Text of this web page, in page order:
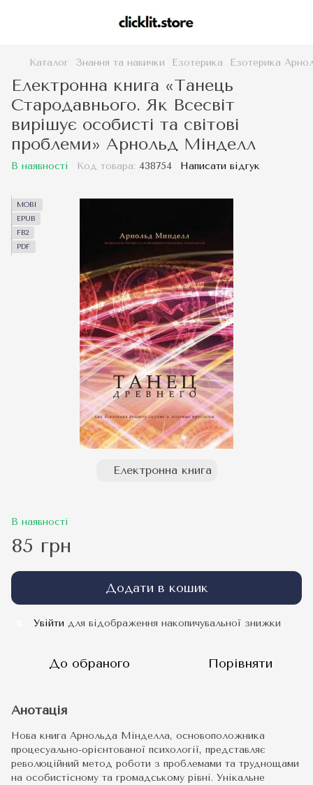
Каталог Знання та навички Езотерика Езотерика
Електронна книга «Танець
Стародавнього. Як Всесвіт
вирішує особисті та світові
проблеми» Арнольд Мінделл
В наявності Код товара: 438754 Написати відгук
MOBI
EPUB
FB2
PDF
Електронна книга
В наявності
85 грн
Додати в кошик
Увійти для відображення накопичувальної знижки
До обраного Порівняти
Анотація
Нова книга Арнольда Мінделла, основоположника
процесуально-орієнтованої психології, представляє
революційний метод роботи з проблемами та труднощами
на особистісному та громадському рівні. Унікальне